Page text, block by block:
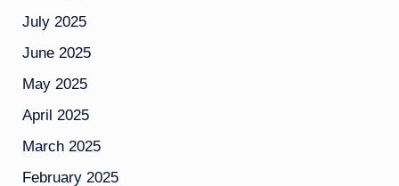
July 2025
June 2025
May 2025
April 2025
March 2025
February 2025